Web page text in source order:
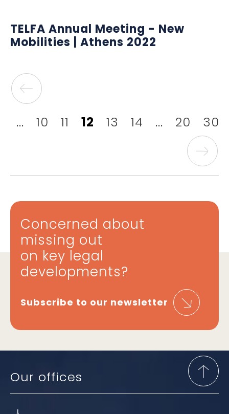
TELFA Annual Meeting - New
Mobilities | Athens 2022
... 10 11 12 13 14 ... 20 30
Concerned about
missing out
on key legal
developments?
Subscribe to our newsletter
Our offices